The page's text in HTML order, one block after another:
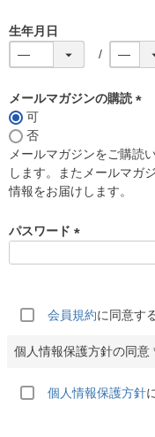
生年月日
メールマガジンの購読
須
)
可
否
メールマガジンをご購読
します。またメールマガ
情報をお届けします。
パスワード
)
会員規約に同意す
個人情報保護方針